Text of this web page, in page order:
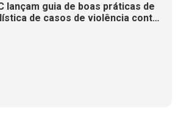
lançam guia de boas práticas de
de casos de violência contra